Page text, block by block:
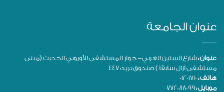
عنوان الجامعة
عنوان :شارع الستين الغربي- جوار المستشفى الأوروبي الحديث (مبنى
مستشفى آزال سابقًا ) صندوق بريد: 447
هاتف :
موبايل :